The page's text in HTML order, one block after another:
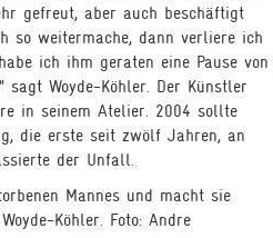
gefreut, aber auch beschäftigt
so weitermache, dann verliere ich
ich ihm geraten eine Pause von
sagt Woyde-Köhler. Der Künstler
in seinem Atelier. 2004 sollte
die erste seit zwölf Jahren, an
der Unfall.
Mannes und macht sie
Köhler. Foto: Andre